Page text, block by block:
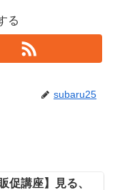
る
subaru25
促講座】見る、